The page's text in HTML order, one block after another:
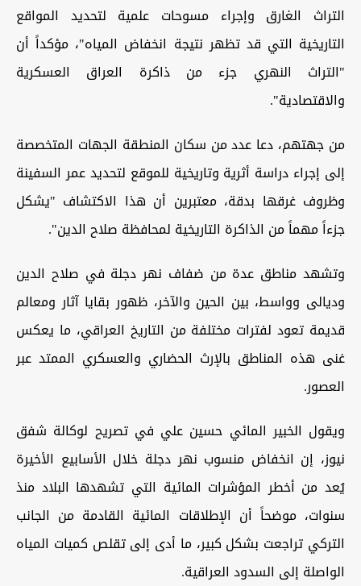
التراث الغارق وإجراء مسوحات علمية لتحديد المواقع
التاريخية التي قد تظهر نتيجة انخفاض المياه"، مؤكداً أن
"التراث النهري جزء من ذاكرة العراق العسكرية
والاقتصادية".
من جهتهم، دعا عدد من سكان المنطقة الجهات المتخصصة
إلى إجراء دراسة أثرية وتاريخية للموقع لتحديد عمر السفينة
وظروف غرقها بدقة، معتبرين أن هذا الاكتشاف "يشكل
جزءاً مهماً من الذاكرة التاريخية لمحافظة صلاح الدين".
وتشهد مناطق عدة من ضفاف نهر دجلة في صلاح الدين
وديالى وواسط، بين الحين والآخر، ظهور بقايا آثار ومعالم
قديمة تعود لفترات مختلفة من التاريخ العراقي، ما يعكس
غنى هذه المناطق بالإرث الحضاري والعسكري الممتد عبر
العصور.
ويقول الخبير المائي حسين علي في تصريح لوكالة شفق
نيوز، إن انخفاض منسوب نهر دجلة خلال الأسابيع الأخيرة
يُعد من أخطر المؤشرات المائية التي تشهدها البلاد منذ
سنوات، موضحاً أن الإطلاقات المائية القادمة من الجانب
التركي تراجعت بشكل كبير، ما أدى إلى تقلص كميات المياه
الواصلة إلى السدود العراقية.